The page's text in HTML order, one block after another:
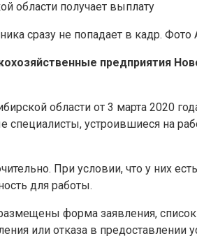
сразу не попадает в кадр.
предприятия
области от 3 марта 2020
устроившиеся на
При условии, что у них
для работы.
размещены форма заявления,
или отказа в предоставлении